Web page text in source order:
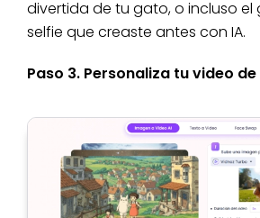
divertida de tu gato, o incluso
selfie que creaste antes con IA.
Paso 3. Personaliza tu video